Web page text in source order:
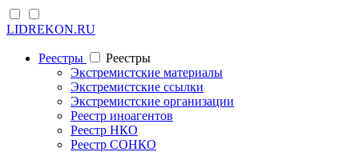
LIDREKON.RU
Реестры
Реестры
Экстремистские материалы
Экстремистские ссылки
Экстремистские организации
Реестр иноагентов
Реестр НКО
Реестр СОНКО